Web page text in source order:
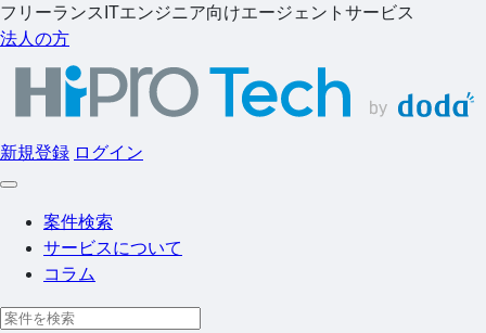
フリーランスITエンジニア向けエージェントサービス
法人の方
新規登録 ログイン
案件検索
サービスについて
コラム